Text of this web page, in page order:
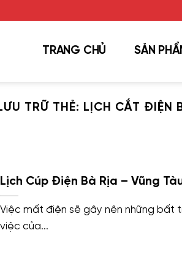
TRANG CHỦ SẢN
TRỮ THẺ: LỊCH CẮT ĐIỆN
Lịch Cúp Điện Bà Rịa – Vũng
Việc mất điện sẽ gây nên những bất
việc của...